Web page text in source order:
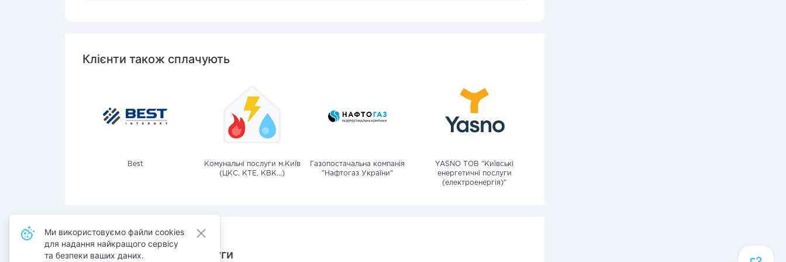
Клієнти також сплачують
Best
Комунальні послуги м.Київ
(ЦКС, КТЕ, КВК...)
Газопостачальна компанія
"Нафтогаз України"
YASNO ТОВ "Київські
енергетичні послуги
(електроенергія)"
Також сплачують послуги
Ми використовуємо файли cookies
для надання найкращого сервісу
та безпеки ваших даних.